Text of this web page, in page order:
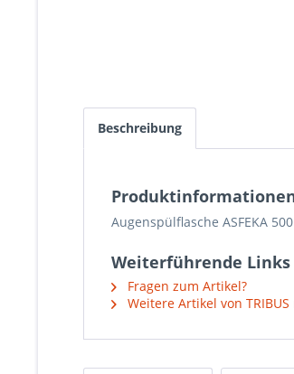
Beschreibung
Produktinformationen
Augenspülflasche ASFEKA
Weiterführende Links
Fragen zum Artikel?
Weitere Artikel von